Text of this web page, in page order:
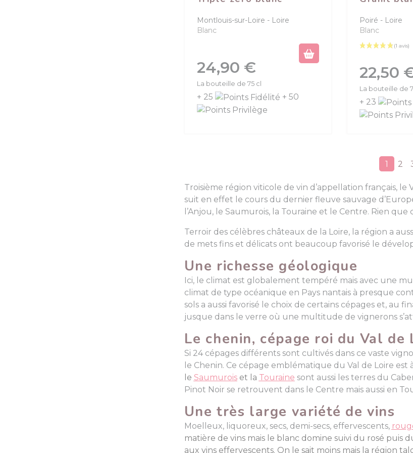
Montlouis-sur-Loire
Loire
Blanc
Prix
24,90 €
La bouteille de 75 cl
+ 25 + 50
Poiré
Loire
Blanc
Prix
22,50
La bouteille de
+ 23
1 2
Troisième région viticole de vin d’appellation français, le
suit en effet le cours du dernier fleuve sauvage
l’Anjou, le Saumurois, la Touraine et le Centre. Rien que
Terroir des célèbres châteaux de la Loire, la région a
de mets fins et délicats ont beaucoup favorisé le
Une richesse géologique
Ici, le climat est globalement tempéré mais avec une
climat de type océanique en Pays nantais à presque
sols a aussi favorisé le choix de certains cépages et, au
jusque dans le verre où une multitude de vignerons
Le chenin, cépage roi du Val de
Si 24 cépages différents sont cultivés dans ce vaste
le Chenin. Ce cépage emblématique du Val de Loire
le Saumuroiset la Touraine sont aussi les terres du
Pinot Noir se retrouvent dans le Centre mais aussi en
Une très large variété de vins
Moelleux, liquoreux, secs, demi-secs, effervescents,
matière de vins mais le blanc domine suivi du rosé
aux vins effervescents. On le sait moins mais la région